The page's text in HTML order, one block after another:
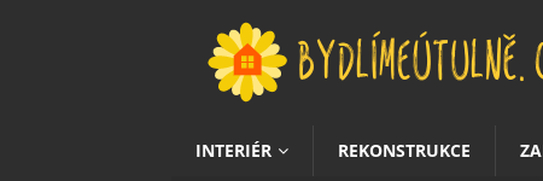
INTERIÉR REKONSTRUKCE